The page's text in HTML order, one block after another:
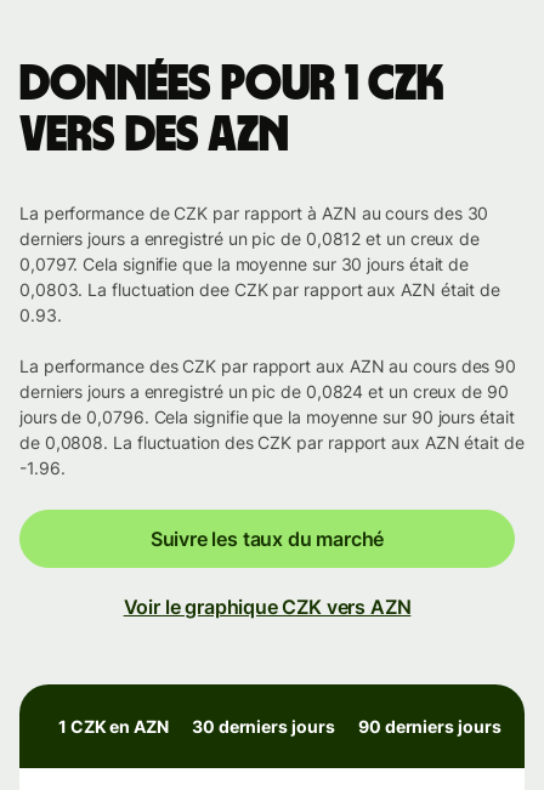
Données pour 1 CZK
vers des AZN
La performance de CZK par rapport à AZN au cours des 30
derniers jours a enregistré un pic de 0,0812 et un creux de
0,0797. Cela signifie que la moyenne sur 30 jours était de
0,0803. La fluctuation dee CZK par rapport aux AZN était de
0.93.
La performance des CZK par rapport aux AZN au cours des 90
derniers jours a enregistré un pic de 0,0824 et un creux de 90
jours de 0,0796. Cela signifie que la moyenne sur 90 jours était
de 0,0808. La fluctuation des CZK par rapport aux AZN était de
-1.96.
Suivre les taux du marché
Voir le graphique CZK vers AZN
1 CZK en AZN 30 derniers jours 90 derniers jours